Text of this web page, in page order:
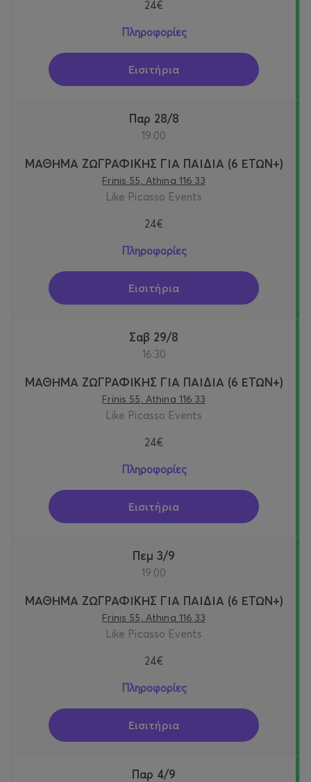
24€
Πληροφορίες
Εισιτήρια
Παρ 28/8
19:00
ΜΑΘΗΜΑ ΖΩΓΡΑΦΙΚΗΣ ΓΙΑ ΠΑΙΔΙΑ (6 ΕΤΩΝ+)
Frinis 55, Athina 116 33
Like Picasso Events
24€
Πληροφορίες
Εισιτήρια
Σαβ 29/8
16:30
ΜΑΘΗΜΑ ΖΩΓΡΑΦΙΚΗΣ ΓΙΑ ΠΑΙΔΙΑ (6 ΕΤΩΝ+)
Frinis 55, Athina 116 33
Like Picasso Events
24€
Πληροφορίες
Εισιτήρια
Πεμ 3/9
19:00
ΜΑΘΗΜΑ ΖΩΓΡΑΦΙΚΗΣ ΓΙΑ ΠΑΙΔΙΑ (6 ΕΤΩΝ+)
Frinis 55, Athina 116 33
Like Picasso Events
24€
Πληροφορίες
Εισιτήρια
Παρ 4/9